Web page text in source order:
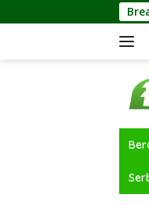
ke
Indent atau Ready